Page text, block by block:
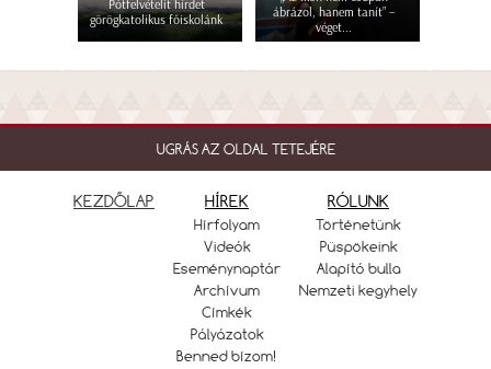
Pótfelvételit hirdet
görögkatolikus főiskolánk
ábrázol, hanem tanít” –
véget...
UGRÁS AZ OLDAL TETEJÉRE
KEZDŐLAP HÍREK
Hírfolyam
Videók
Eseménynaptár
Archívum
Címkék
Pályázatok
Benned bízom!
RÓLUNK
Történetünk
Püspökeink
Alapító bulla
Nemzeti kegyhely